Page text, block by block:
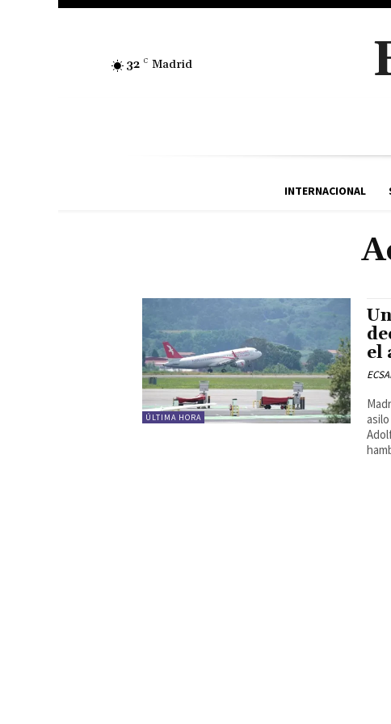
32 C Madrid
INTERNACIONAL
ÚLTIMA HORA
el